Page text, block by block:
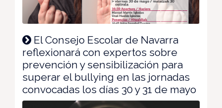
El Consejo Escolar de Navarra
reflexionará con expertos sobre
prevención y sensibilización para
superar el bullying en las jornadas
convocadas los días 30 y 31 de mayo